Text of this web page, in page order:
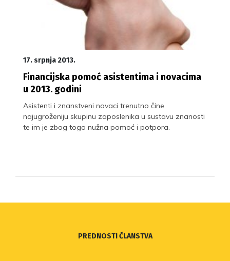
17. srpnja 2013.
Financijska pomoć asistentima i novacima
u 2013. godini
Asistenti i znanstveni novaci trenutno čine
najugroženiju skupinu zaposlenika u sustavu znanosti
te im je zbog toga nužna pomoć i potpora.
PREDNOSTI ČLANSTVA